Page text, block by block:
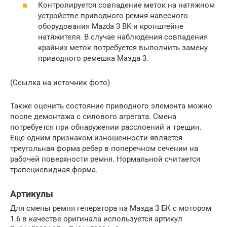
Контролируется совпадение меток на натяжном
устройстве приводного ремня навесного
оборудования Mazda 3 BK и кронштейне
натяжителя. В случае наблюдения совпадения
крайних меток потребуется выполнить замену
приводного ремешка Мазда 3.
(Ссылка на источник фото)
Также оценить состояние приводного элемента можно
после демонтажа с силового агрегата. Смена
потребуется при обнаружении расслоений и трещин.
Еще одним признаком изношенности является
треугольная форма ребер в поперечном сечении на
рабочей поверхности ремня. Нормальной считается
трапециевидная форма.
Артикулы
Для смены ремня генератора на Мазда 3 БК с мотором
1.6 в качестве оригинала используется артикул